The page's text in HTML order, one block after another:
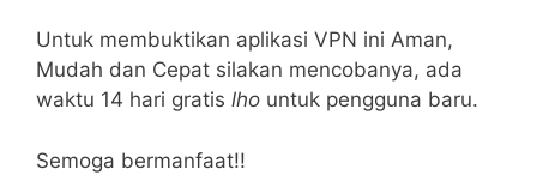
Untuk membuktikan aplikasi VPN ini Aman,
Mudah dan Cepat silakan mencobanya, ada
waktu 14 hari gratis lho untuk pengguna baru.
Semoga bermanfaat!!